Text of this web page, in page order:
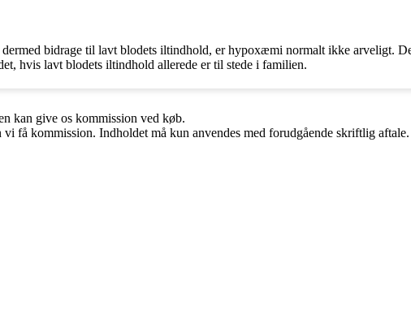
bidrage til lavt blodets iltindhold, er hypoxæmi normalt ikke arveligt.
hvis lavt blodets iltindhold allerede er til stede i familien.
kan give os kommission ved køb.
få kommission. Indholdet må kun anvendes med forudgående skriftlig aftale.